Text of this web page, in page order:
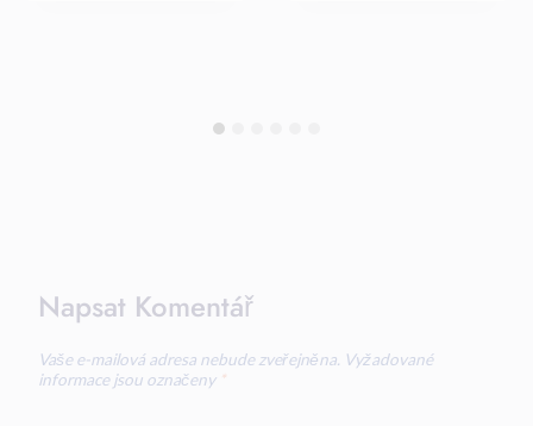
Napsat Komentář
Vaše e-mailová adresa nebude zveřejněna. Vyžadované
informace jsou označeny *